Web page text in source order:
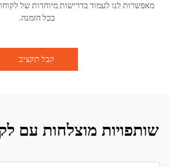
מאפשרות לנו לעמוד בדרישות מיוחדות של
בכל הזמנה.
קבל תקציב
שותפויות מוצלחות עם